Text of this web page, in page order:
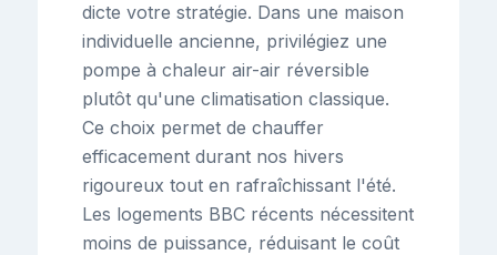
dicte votre stratégie. Dans une maison
individuelle ancienne, privilégiez une
pompe à chaleur air-air réversible
plutôt qu'une climatisation classique.
Ce choix permet de chauffer
efficacement durant nos hivers
rigoureux tout en rafraîchissant l'été.
Les logements BBC récents nécessitent
moins de puissance, réduisant le coût